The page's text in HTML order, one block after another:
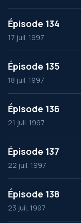
Épisode 134
17 juil. 1997
Épisode 135
18 juil. 1997
Épisode 136
21 juil. 1997
Épisode 137
22 juil. 1997
Épisode 138
23 juil. 1997